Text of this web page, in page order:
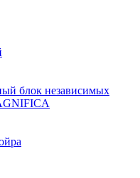
блок независимых